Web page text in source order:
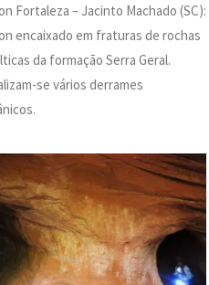
Fortaleza – Jacinto Machado (SC):
encaixado em fraturas de rochas
da formação Serra Geral.
se vários derrames